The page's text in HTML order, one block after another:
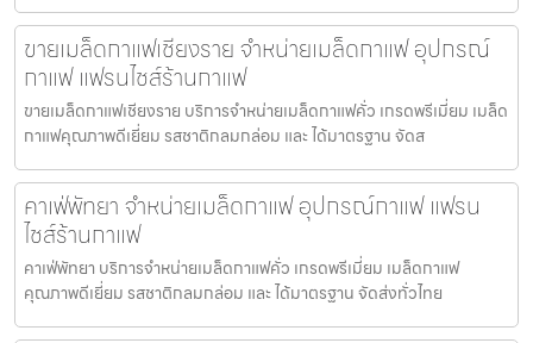
ขายเมล็ดกาแฟเชียงราย จำหน่ายเมล็ดกาแฟ อุปกรณ์
กาแฟ แฟรนไชส์ร้านกาแฟ
ขายเมล็ดกาแฟเชียงราย บริการจำหน่ายเมล็ดกาแฟคั่ว เกรดพรีเมี่ยม เมล็ด
กาแฟคุณภาพดีเยี่ยม รสชาติกลมกล่อม และ ได้มาตรฐาน จัดส
คาเฟ่พัทยา จำหน่ายเมล็ดกาแฟ อุปกรณ์กาแฟ แฟรน
ไชส์ร้านกาแฟ
คาเฟ่พัทยา บริการจำหน่ายเมล็ดกาแฟคั่ว เกรดพรีเมี่ยม เมล็ดกาแฟ
คุณภาพดีเยี่ยม รสชาติกลมกล่อม และ ได้มาตรฐาน จัดส่งทั่วไทย